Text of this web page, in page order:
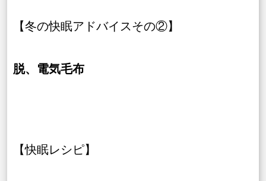
【冬の快眠アドバイスその②】
脱、電気毛布
【快眠レシピ】